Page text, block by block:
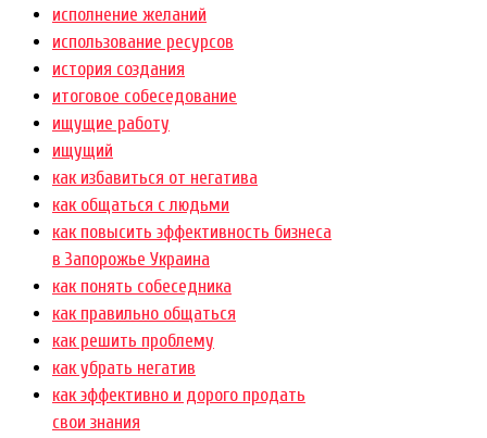
исполнение желаний
использование ресурсов
история создания
итоговое собеседование
ищущие работу
ищущий
как избавиться от негатива
как общаться с людьми
как повысить эффективность бизнеса
в Запорожье Украина
как понять собеседника
как правильно общаться
как решить проблему
как убрать негатив
как эффективно и дорого продать
свои знания